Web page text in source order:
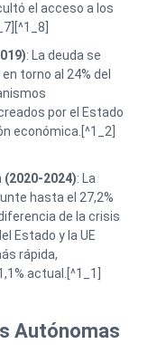
el acceso a los
: La deuda se
torno al 24% del
por el Estado
económica.[^1_2]
(2020-2024): La
hasta el 27,2%
de la crisis
Estado y la UE
rápida,
actual.[^1_1]
Autónomas